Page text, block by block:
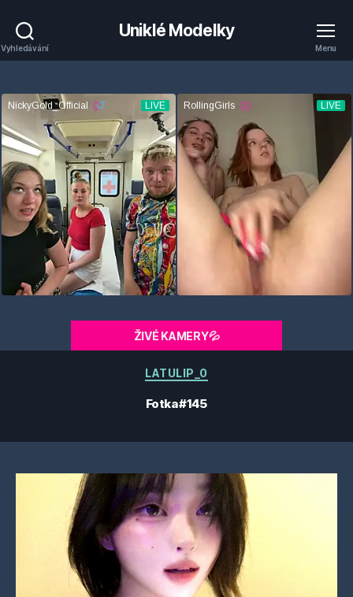
Vyhledávání
Uniklé Modelky
Menu
ŽIVÉ KAMERY💦
Kategorie
LATULIP_0
Fotka #145